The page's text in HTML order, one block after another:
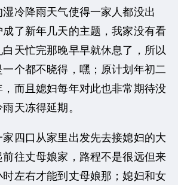
冷降雨天气使得一家人都没出
了新年几天的主题，我家没有看
天忙完那晚早早就休息了，所以
个都不晓得，嘿；原计划年初二
而且媳妇每年对此也非常期待没
天冻得延期。
四口从家里出发先去接媳妇的大
往丈母娘家，路程不是很远但来
左右才能到丈母娘那；媳妇和女